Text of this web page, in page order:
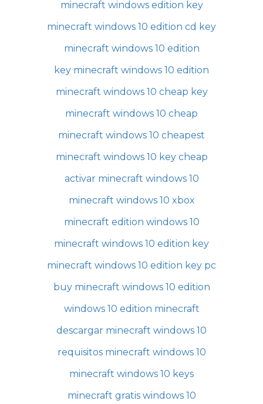
minecraft windows edition key
minecraft windows 10 edition cd key
minecraft windows 10 edition
key minecraft windows 10 edition
minecraft windows 10 cheap key
minecraft windows 10 cheap
minecraft windows 10 cheapest
minecraft windows 10 key cheap
activar minecraft windows 10
minecraft windows 10 xbox
minecraft edition windows 10
minecraft windows 10 edition key
minecraft windows 10 edition key pc
buy minecraft windows 10 edition
windows 10 edition minecraft
descargar minecraft windows 10
requisitos minecraft windows 10
minecraft windows 10 keys
minecraft gratis windows 10